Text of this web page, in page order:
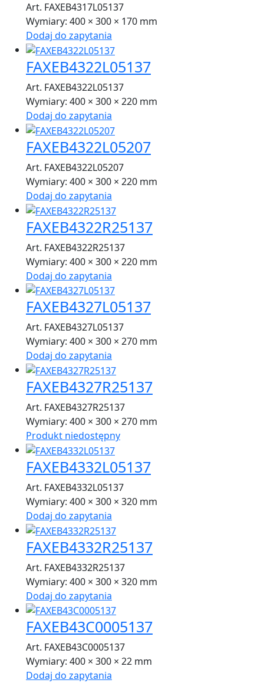
Art. FAXEB4317L05137
Wymiary: 400 × 300 × 170 mm
Dodaj do zapytania
FAXEB4322L05137
Art. FAXEB4322L05137
Wymiary: 400 × 300 × 220 mm
Dodaj do zapytania
FAXEB4322L05207
Art. FAXEB4322L05207
Wymiary: 400 × 300 × 220 mm
Dodaj do zapytania
FAXEB4322R25137
Art. FAXEB4322R25137
Wymiary: 400 × 300 × 220 mm
Dodaj do zapytania
FAXEB4327L05137
Art. FAXEB4327L05137
Wymiary: 400 × 300 × 270 mm
Dodaj do zapytania
FAXEB4327R25137
Art. FAXEB4327R25137
Wymiary: 400 × 300 × 270 mm
Produkt niedostępny
FAXEB4332L05137
Art. FAXEB4332L05137
Wymiary: 400 × 300 × 320 mm
Dodaj do zapytania
FAXEB4332R25137
Art. FAXEB4332R25137
Wymiary: 400 × 300 × 320 mm
Dodaj do zapytania
FAXEB43C0005137
Art. FAXEB43C0005137
Wymiary: 400 × 300 × 22 mm
Dodaj do zapytania